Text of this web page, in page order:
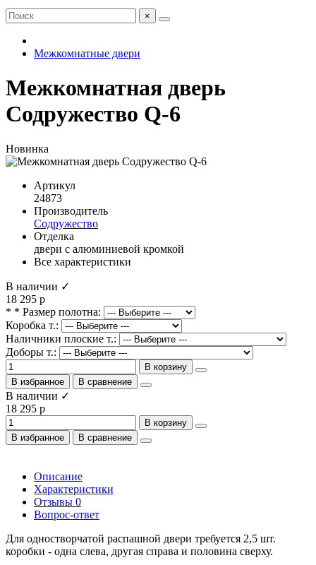
×
Межкомнатные двери
Межкомнатная дверь
Содружество Q-6
Новинка
Артикул
24873
Производитель
Содружество
Отделка
двери с алюминиевой кромкой
Все характеристики
В наличии ✓
18 295 р
* * Размер полотна:
Коробка т.:
Наличники плоские т.:
Доборы т.:
В корзину
В избранное
В сравнение
В наличии ✓
18 295 р
В корзину
В избранное
В сравнение
Описание
Характеристики
Отзывы 0
Вопрос-ответ
Для одностворчатой распашной двери требуется 2,5 шт.
коробки - одна слева, другая справа и половина сверху.